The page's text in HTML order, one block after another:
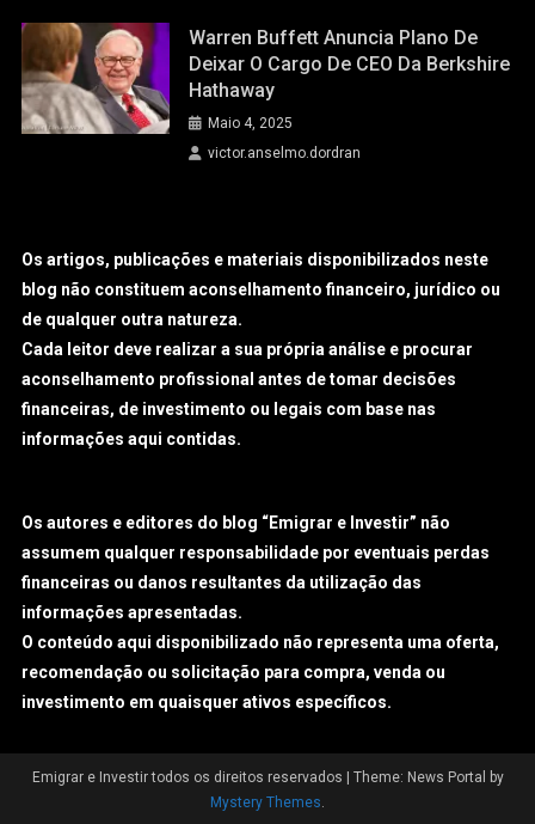
Warren Buffett Anuncia Plano De
Deixar O Cargo De CEO Da Berkshire
Hathaway
Maio 4, 2025
victor.anselmo.dordran
Os artigos, publicações e materiais disponibilizados neste
blog não constituem aconselhamento financeiro, jurídico ou
de qualquer outra natureza.
Cada leitor deve realizar a sua própria análise e procurar
aconselhamento profissional antes de tomar decisões
financeiras, de investimento ou legais com base nas
informações aqui contidas.
Os autores e editores do blog “Emigrar e Investir” não
assumem qualquer responsabilidade por eventuais perdas
financeiras ou danos resultantes da utilização das
informações apresentadas.
O conteúdo aqui disponibilizado não representa uma oferta,
recomendação ou solicitação para compra, venda ou
investimento em quaisquer ativos específicos.
Emigrar e Investir todos os direitos reservados | Theme: News Portal by
Mystery Themes.